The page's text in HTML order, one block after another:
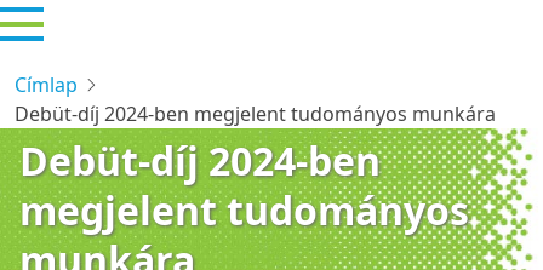
Címlap
Debüt-díj 2024-ben megjelent tudományos munkára
Debüt-díj 2024-ben
megjelent tudományos